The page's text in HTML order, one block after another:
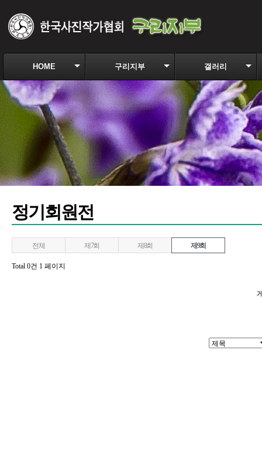
HOME 구리지부 갤러리
정기회원전
전체 제7회 제8회 제9회
Total 0건 1 페이지